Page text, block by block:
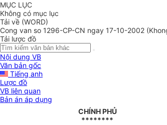
MỤC LỤC
Không có mục lục
Tải về (WORD)
Cong van so 1296-CP-CN ngay 17-10-2002
Tải lược đồ
Nội dung VB
Văn bản gốc
Tiếng anh
Lược đồ
VB liên quan
Bản án áp dụng
CHÍNH PHỦ
********